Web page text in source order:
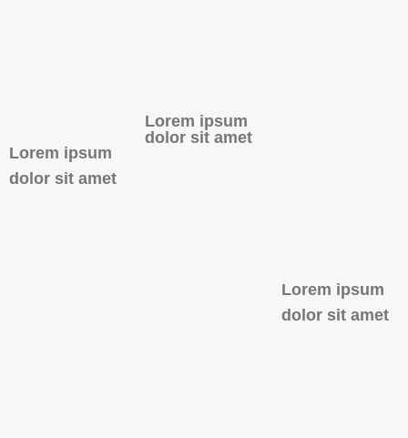
Lorem ipsum
dolor sit amet
Lorem ipsum
dolor sit amet
Lorem ipsum
dolor sit amet